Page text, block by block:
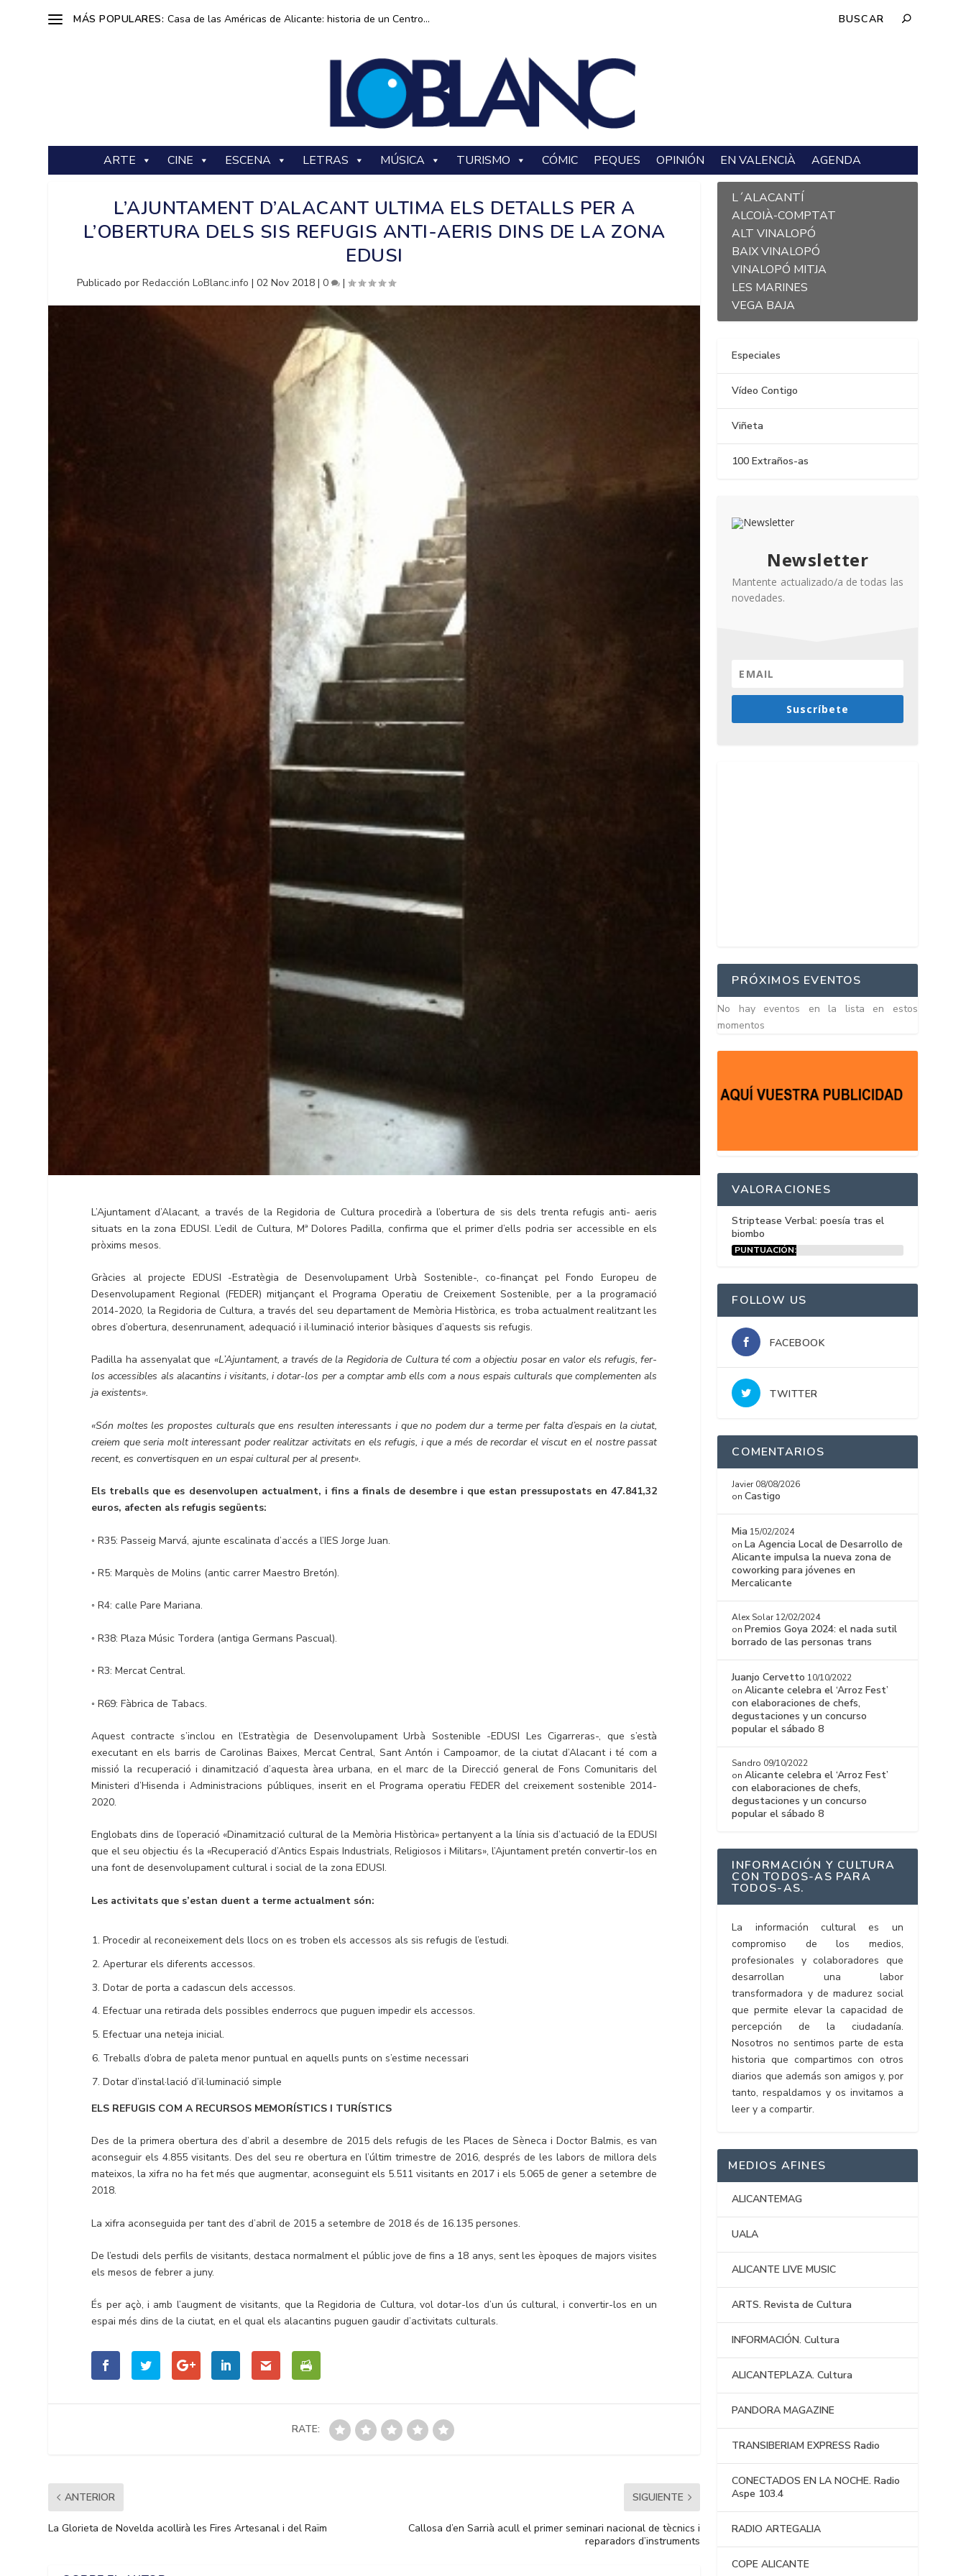
MÁS POPULARES: Casa de las Américas de Alicante: historia de un Centro...
ARTE CINE ESCENA LETRAS MÚSICA TURISMO CÓMIC PEQUES OPINIÓN EN VALENCIÀ AGENDA
L’AJUNTAMENT D’ALACANT ULTIMA ELS DETALLS PER A
L’OBERTURA DELS SIS REFUGIS ANTI-AERIS DINS DE LA ZONA
EDUSI
Publicado porRedacción LoBlanc.info |02 Nov 2018 |0 |
L’Ajuntament d’Alacant, a través de la Regidoria de Cultura procedirà a l’obertura de sis dels trenta refugis anti- aeris
situats en la zona EDUSI. L’edil de Cultura, Mª Dolores Padilla, confirma que el primer d’ells podria ser accessible en els
pròxims mesos.
Gràcies al projecte EDUSI -Estratègia de Desenvolupament Urbà Sostenible-, co-finançat pel Fondo Europeu de
Desenvolupament Regional (FEDER) mitjançant el Programa Operatiu de Creixement Sostenible, per a la programació
2014-2020, la Regidoria de Cultura, a través del seu departament de Memòria Històrica, es troba actualment realitzant les
obres d’obertura, desenrunament, adequació i il·luminació interior bàsiques d’aquests sis refugis.
Padilla ha assenyalat que «L’Ajuntament, a través de la Regidoria de Cultura té com a objectiu posar en valor els refugis, fer-
los accessibles als alacantins i visitants, i dotar-los per a comptar amb ells com a nous espais culturals que complementen als
ja existents».
«Són moltes les propostes culturals que ens resulten interessants i que no podem dur a terme per falta d’espais en la ciutat,
creiem que seria molt interessant poder realitzar activitats en els refugis, i que a més de recordar el viscut en el nostre passat
recent, es convertisquen en un espai cultural per al present».
Els treballs que es desenvolupen actualment, i fins a finals de desembre i que estan pressupostats en 47.841,32
euros, afecten als refugis següents:
◦ R35: Passeig Marvá, ajunte escalinata d’accés a l’IES Jorge Juan.
◦ R5: Marquès de Molins (antic carrer Maestro Bretón).
◦ R4: calle Pare Mariana.
◦ R38: Plaza Músic Tordera (antiga Germans Pascual).
◦ R3: Mercat Central.
◦ R69: Fàbrica de Tabacs.
Aquest contracte s’inclou en l’Estratègia de Desenvolupament Urbà Sostenible -EDUSI Les Cigarreras-, que s’està
executant en els barris de Carolinas Baixes, Mercat Central, Sant Antón i Campoamor, de la ciutat d’Alacant i té com a
missió la recuperació i dinamització d’aquesta àrea urbana, en el marc de la Direcció general de Fons Comunitaris del
Ministeri d’Hisenda i Administracions públiques, inserit en el Programa operatiu FEDER del creixement sostenible 2014-
2020.
Englobats dins de l’operació «Dinamització cultural de la Memòria Històrica» pertanyent a la línia sis d’actuació de la EDUSI
que el seu objectiu és la «Recuperació d’Antics Espais Industrials, Religiosos i Militars», l’Ajuntament pretén convertir-los en
una font de desenvolupament cultural i social de la zona EDUSI.
Les activitats que s’estan duent a terme actualment són:
Procedir al reconeixement dels llocs on es troben els accessos als sis refugis de l’estudi.
Aperturar els diferents accessos.
Dotar de porta a cadascun dels accessos.
Efectuar una retirada dels possibles enderrocs que puguen impedir els accessos.
Efectuar una neteja inicial.
Treballs d’obra de paleta menor puntual en aquells punts on s’estime necessari
Dotar d’instal·lació d’il·luminació simple
ELS REFUGIS COM A RECURSOS MEMORÍSTICS I TURÍSTICS
Des de la primera obertura des d’abril a desembre de 2015 dels refugis de les Places de Sèneca i Doctor Balmis, es van
aconseguir els 4.855 visitants. Des del seu re obertura en l’últim trimestre de 2016, després de les labors de millora dels
mateixos, la xifra no ha fet més que augmentar, aconseguint els 5.511 visitants en 2017 i els 5.065 de gener a setembre de
2018.
La xifra aconseguida per tant des d’abril de 2015 a setembre de 2018 és de 16.135 persones.
De l’estudi dels perfils de visitants, destaca normalment el públic jove de fins a 18 anys, sent les èpoques de majors visites
els mesos de febrer a juny.
És per açò, i amb l’augment de visitants, que la Regidoria de Cultura, vol dotar-los d’un ús cultural, i convertir-los en un
espai més dins de la ciutat, en el qual els alacantins puguen gaudir d’activitats culturals.
RATE:
ANTERIOR
La Glorieta de Novelda acollirà les Fires Artesanal i del Raïm
SIGUIENTE
Callosa d’en Sarrià acull el primer seminari nacional de tècnics i
reparadors d’instruments
L´ALACANTÍ
ALCOIÀ-COMPTAT
ALT VINALOPÓ
BAIX VINALOPÓ
VINALOPÓ MITJA
LES MARINES
VEGA BAJA
Especiales
Vídeo Contigo
Viñeta
100 Extraños-as
Newsletter
Mantente actualizado/a de todas las
novedades.
Suscríbete
PRÓXIMOS EVENTOS
No hay eventos en la lista en estos
momentos
VALORACIONES
Striptease Verbal: poesía tras el
biombo
PUNTUACIÓN:
FOLLOW US
FACEBOOK
TWITTER
COMENTARIOS
Javier 08/08/2026
onCastigo
Mia 15/02/2024
on La Agencia Local de Desarrollo de
Alicante impulsa la nueva zona de
coworking para jóvenes en
Mercalicante
Alex Solar 12/02/2024
on Premios Goya 2024: el nada sutil
borrado de las personas trans
Juanjo Cervetto 10/10/2022
onAlicante celebra el ‘Arroz Fest’
con elaboraciones de chefs,
degustaciones y un concurso
popular el sábado 8
Sandro 09/10/2022
onAlicante celebra el ‘Arroz Fest’
con elaboraciones de chefs,
degustaciones y un concurso
popular el sábado 8
INFORMACIÓN Y CULTURA
CON TODOS-AS PARA
TODOS-AS.
La información cultural es un
compromiso de los medios,
profesionales y colaboradores que
desarrollan una labor
transformadora y de madurez social
que permite elevar la capacidad de
percepción de la ciudadanía.
Nosotros no sentimos parte de esta
historia que compartimos con otros
diarios que además son amigos y, por
tanto, respaldamos y os invitamos a
leer y a compartir.
MEDIOS AFINES
ALICANTEMAG
UALA
ALICANTE LIVE MUSIC
ARTS. Revista de Cultura
INFORMACIÓN. Cultura
ALICANTEPLAZA. Cultura
PANDORA MAGAZINE
TRANSIBERIAM EXPRESS Radio
CONECTADOS EN LA NOCHE. Radio
Aspe 103.4
RADIO ARTEGALIA
COPE ALICANTE